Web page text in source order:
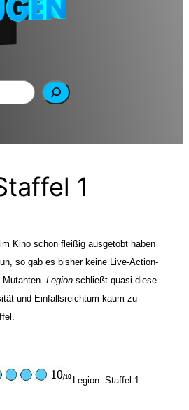
1
Kino schon fleißig ausgetobt haben
so gab es bisher keine Live-Action-
Legion schließt quasi diese
und Einfallsreichtum kaum zu
Legion: Staffel 1